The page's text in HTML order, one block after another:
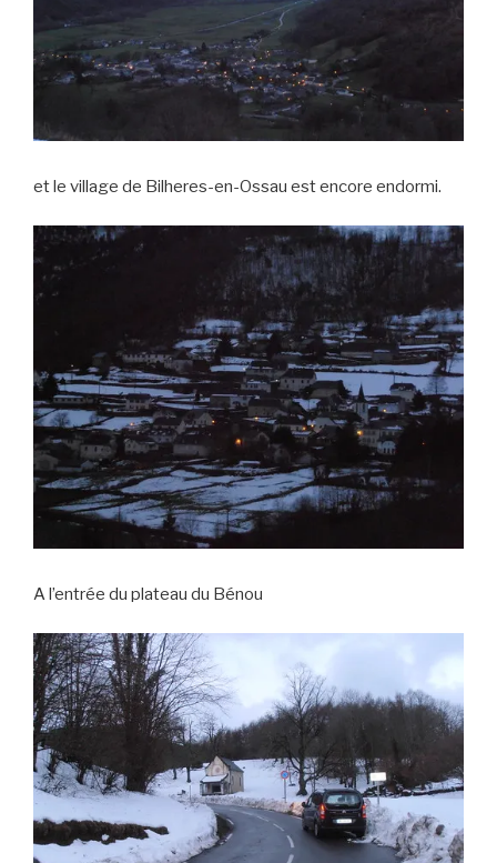
et le village de Bilheres-en-Ossau est encore endormi.
A l’entrée du plateau du Bénou